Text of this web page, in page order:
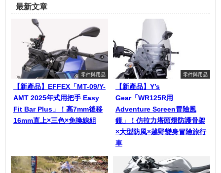
最新文章
零件與用品
【新產品】EFFEX「MT-09/Y-
AMT 2025年式用把手 Easy
Fit Bar Plus」！高7mm後移
16mm直上×三色×免換線組
零件與用品
【新產品】Y’s
Gear「WR125R用
Adventure Screen冒險風
鏡」！仿拉力塔頭燈防護骨架
×大型防風×越野變身冒險旅行
車